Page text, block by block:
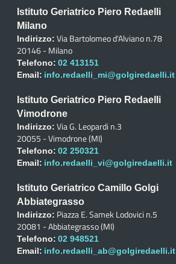
Istituto Geriatrico Piero Redaelli
Milano
Indirizzo: Via Bartolomeo d'Alviano n.78
20146 - Milano
Telefono: 02 413151
Email: info.redaelli_mi@golgiredaelli.it
Istituto Geriatrico Piero Redaelli
Vimodrone
Indirizzo: Via G. Leopardi n.3
20055 - Vimodrone (MI)
Telefono: 02 250321
Email: info.redaelli_vi@golgiredaelli.it
Istituto Geriatrico Camillo Golgi
Abbiategrasso
Indirizzo: Piazza E. Samek Lodovici n.5
20081 - Abbiategrasso (MI)
Telefono: 02 948521
Email: info.redaelli_ab@golgiredaelli.it